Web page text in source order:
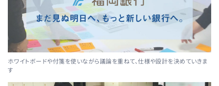
ホワイトボードや付箋を使いながら議論を重ねて、仕様や設計を決めていきま
す